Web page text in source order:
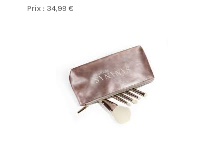
Prix : 34,99 €